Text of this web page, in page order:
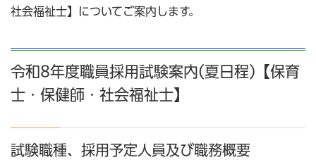
社会福祉士】についてご案内します。
令和8年度職員採用試験案内(夏日程)【保育
士・保健師・社会福祉士】
試験職種、採用予定人員及び職務概要